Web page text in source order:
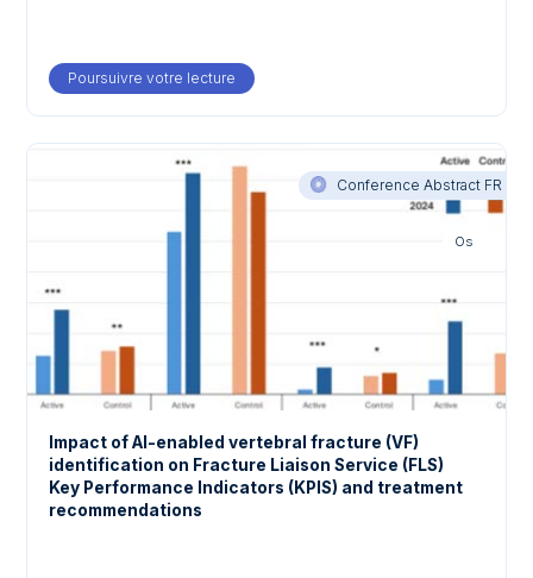
Poursuivre votre lecture about Artificial Intelligence Vs Human
Conference Abstract FR
Os
Impact of AI-enabled vertebral fracture (VF)
identification on Fracture Liaison Service (FLS)
Key Performance Indicators (KPIS) and treatment
recommendations